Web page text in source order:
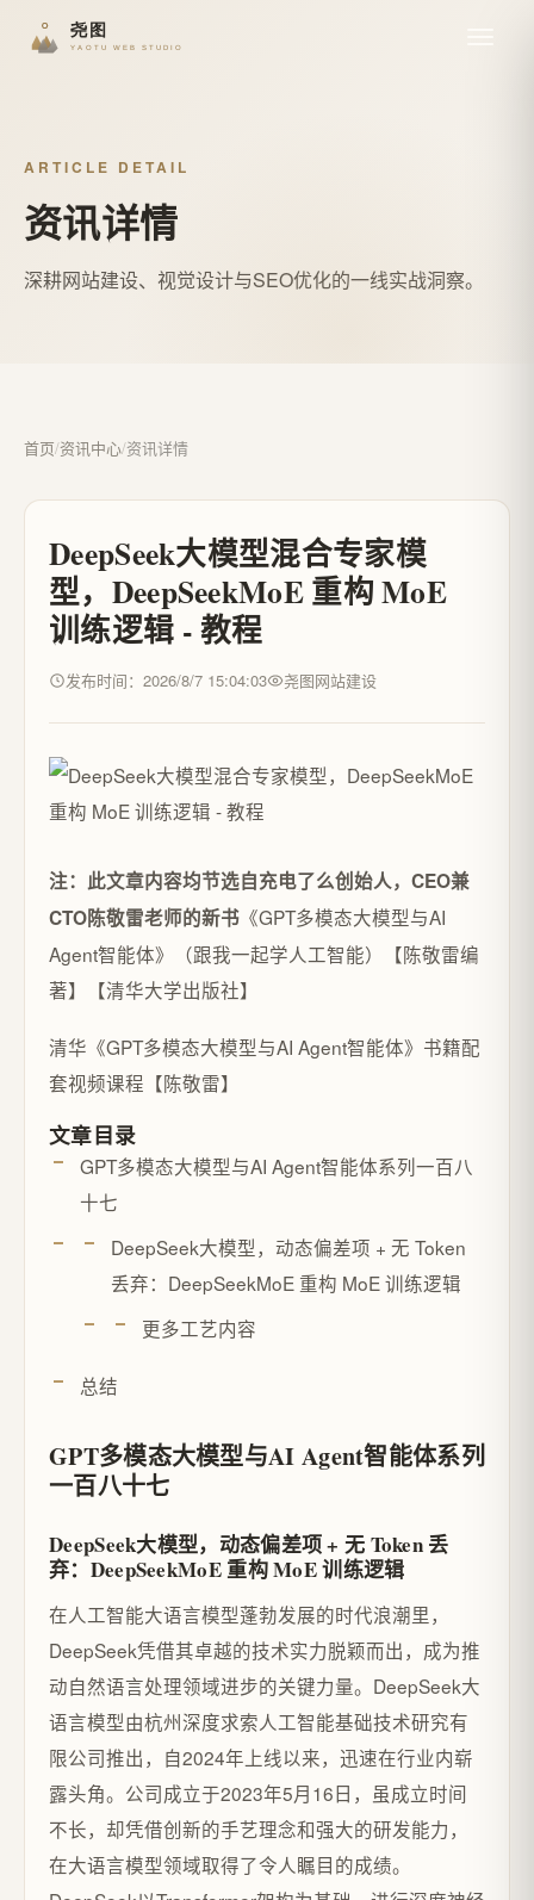
ARTICLE DETAIL
资讯详情
深耕网站建设、视觉设计与SEO优化的一线实战洞察。
首页/资讯中心/资讯详情
DeepSeek大模型混合专家模
型，DeepSeekMoE 重构 MoE
训练逻辑 - 教程
发布时间：2026/8/7 15:04:03 尧图网站建设
注：此文章内容均节选自充电了么创始人，CEO兼
CTO陈敬雷老师的新书 《GPT多模态大模型与AI
Agent智能体》（跟我一起学人工智能）【陈敬雷编
著】【清华大学出版社】
清华《GPT多模态大模型与AI Agent智能体》书籍配
套视频课程【陈敬雷】
文章目录
GPT多模态大模型与AI Agent智能体系列一百八
十七
DeepSeek大模型，动态偏差项 + 无 Token
丢弃：DeepSeekMoE 重构 MoE 训练逻辑
更多工艺内容
总结
GPT多模态大模型与AI Agent智能体系列
一百八十七
DeepSeek大模型，动态偏差项 + 无 Token 丢
弃：DeepSeekMoE 重构 MoE 训练逻辑
在人工智能大语言模型蓬勃发展的时代浪潮里，
DeepSeek凭借其卓越的技术实力脱颖而出，成为推
动自然语言处理领域进步的关键力量。DeepSeek大
语言模型由杭州深度求索人工智能基础技术研究有
限公司推出，自2024年上线以来，迅速在行业内崭
露头角。公司成立于2023年5月16日，虽成立时间
不长，却凭借创新的手艺理念和强大的研发能力，
在大语言模型领域取得了令人瞩目的成绩。